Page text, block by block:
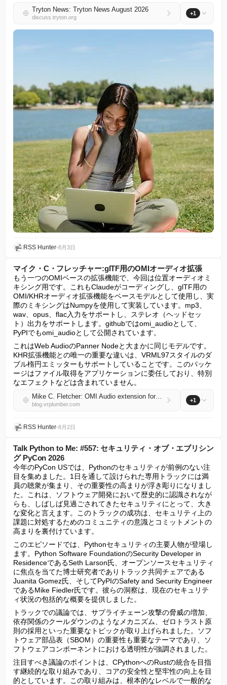
Tryton News: Tryton News August 2026
discuss.tryton.org
+1
RSS Hunter•8月3日
マイク・C・フレッチャー:glTF用のOMIオーディオ拡張
もう一つのOMIベースの拡張機能で、今回は位置オーディオミ
キシング用です。これもClaudeがコーディングし、glTF用の
OMI/KHRオーディオ拡張機能をベースモデルとして使用し、実
際のミキシングはNumpyを使用して実装しています。mp3、
wav、opus、flac入力をサポートし、ステレオ（ヘッドセッ
ト）出力をサポートします。githubではomi_audioとして、
PyPIでもomi_audioとして公開されています。
これはWeb AudioのPanner Nodeと大まかに同じモデルです。
KHR拡張機能との唯一の重要な違いは、VRML97スタイルのダ
ブル楕円エミッターもサポートしていることです。このパッケ
ージはファイル取得をアプリケーションに委任しており、特別
なエフェクトなどは含まれていません。
Mike C. Fletcher: OMI Audio extension for glTF
blog.vrplumber.com
+1
RSS Hunter•8月2日
Talk Python to Me: #557: セキュリティ・オブ・エブリシン
グ PyCon 2026
今年のPyCon USでは、Pythonのセキュリティが前例のない注
目を集めました。1日を通して設けられた専用トラックには満
員の聴衆が集まり、その重要性の高まりが浮き彫りになりまし
た。これは、ソフトウェア開発において歴史的に認識されなが
らも、しばしば見過ごされてきたセキュリティにとって、大き
な変化と言えます。このトラックの成功は、セキュリティ上の
課題に対処するためのコミュニティの意識とコミットメントの
高まりを裏付けています。
このエピソードでは、Pythonセキュリティの主要人物が登場し
ます。Python Software FoundationのSecurity Developer in
ResidenceであるSeth Larson氏、オープンソースセキュリティ
に焦点を当てた博士研究者でありトラック共同チェアである
Juanita Gomez氏、そしてPyPIのSafety and Security Engineer
であるMike Fiedler氏です。彼らの洞察は、現在のセキュリテ
ィ状況の包括的な概要を提供しました。
トラックでの議論では、サプライチェーン攻撃の脅威の増加、
依存関係のクールダウンのようなメカニズム、ゼロトラスト原
則の採用といった重要なトピックが取り上げられました。ソフ
トウェア部品表（SBOM）の重要性も重要なテーマであり、ソ
フトウェアコンポーネントにおける透明性が強調されました。
注目すべき議論のポイントは、CPythonへのRustの統合を目指
す継続的な取り組みであり、コアの安全性と堅牢性の向上を目
的としています。この取り組みは、根本的なレベルで一般的な